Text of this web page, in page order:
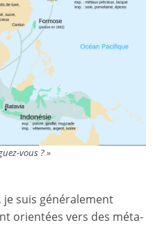
vous ? »
suis généralement
orientées vers des méta-